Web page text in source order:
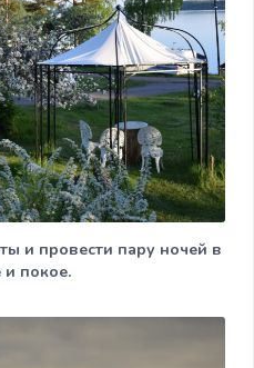
и провести пару ночей в
покое.